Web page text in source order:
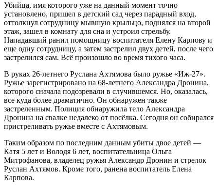
Убийца, имя которого уже на данный момент точно
установлено, пришел в детский сад через парадный вход,
оттолкнул сотрудницу мывшую крыльцо, поднялся на второй
этаж, зашел в комнату для сна и устроил стрельбу.
Нападавший ранил помощницу воспитателя Елену Карпову и
еще одну сотрудницу, а затем застрелил двух детей, после чего
застрелился сам. Всё произошло во время тихого часа.
В руках 26-летнего Руслана Ахтямова было ружье «Иж-27».
Ружье зарегистрировано на 68-летнего Александра Дронина,
которого сначала подозревали в случившемся. Но, оказалась,
все куда более драматично. Он обнаружен также
застреленным. Полиция обнаружила тело Александра
Дронина на свалке недалеко от посёлка. Сегодня он собирался
пристреливать ружье вместе с Ахтямовым.
Таким образом по последним данным убиты двое детей —
Катя 5 лет и Володя 6 лет, воспитательница Ольга
Митрофанова, владелец ружья Александр Дронин и стрелок
Руслан Ахтямов. Кроме того, ранена воспитатель Елена
Карпова.